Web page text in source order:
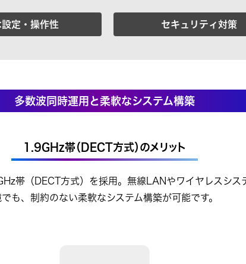
定・操作性 セキュリティ対策
多数波同時運用と柔軟なシステム構築
1.9GHz帯（DECT方式）のメリット
帯（DECT方式）を採用。無線LANやワイヤレスシス
、制約のない柔軟なシステム構築が可能です。